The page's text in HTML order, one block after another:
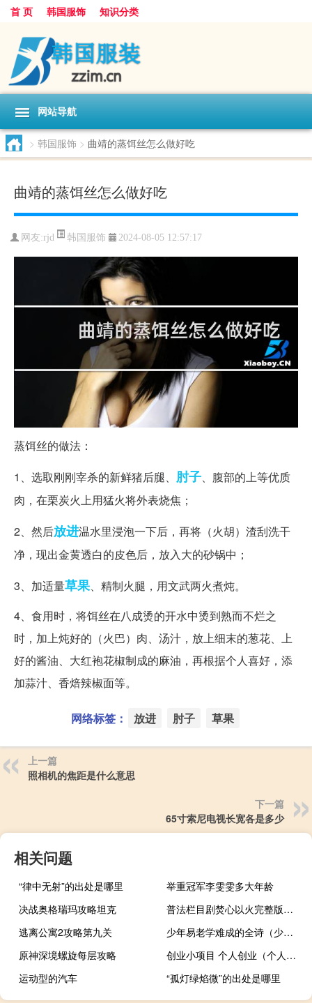
首 页 韩国服饰 知识分类
网站导航
> 韩国服饰 > 曲靖的蒸饵丝怎么做好吃
曲靖的蒸饵丝怎么做好吃
网友:rjd 韩国服饰 2024-08-05 12:57:17
蒸饵丝的做法：
1、选取刚刚宰杀的新鲜猪后腿、 肘子 、腹部的上等优质
肉，在栗炭火上用猛火将外表烧焦；
2、然后放进温水里浸泡一下后，再将（火胡）渣刮洗干
净，现出金黄透白的皮色后，放入大的砂锅中；
3、加适量草果 、精制火腿，用文武两火煮炖。
4、食用时，将饵丝在八成烫的开水中烫到熟而不烂之
时，加上炖好的（火巴）肉、汤汁，放上细末的葱花、上
好的酱油、大红袍花椒制成的麻油，再根据个人喜好，添
加蒜汁、香焙辣椒面等。
网络标签： 放进 肘子 草果
上一篇
照相机的焦距是什么意思
下一篇
65寸索尼电视长宽各是多少
相关问题
“律中无射”的出处是哪里
举重冠军李雯雯多大年龄
决战奥格瑞玛攻略坦克
普法栏目剧焚心以火完整版（普法栏目剧焚心以火）
逃离公寓2攻略第九关
少年易老学难成的全诗（少年易老学难成全诗）
原神深境螺旋每层攻略
创业小项目 个人创业（个人创业什么项目好）
运动型的汽车
“孤灯绿焰微”的出处是哪里